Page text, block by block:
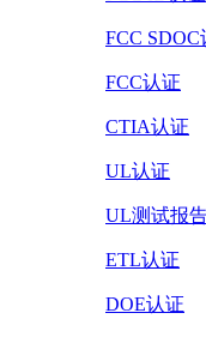
FCC SDOC
FCC认证
CTIA认证
UL认证
UL测试报
ETL认证
DOE认证